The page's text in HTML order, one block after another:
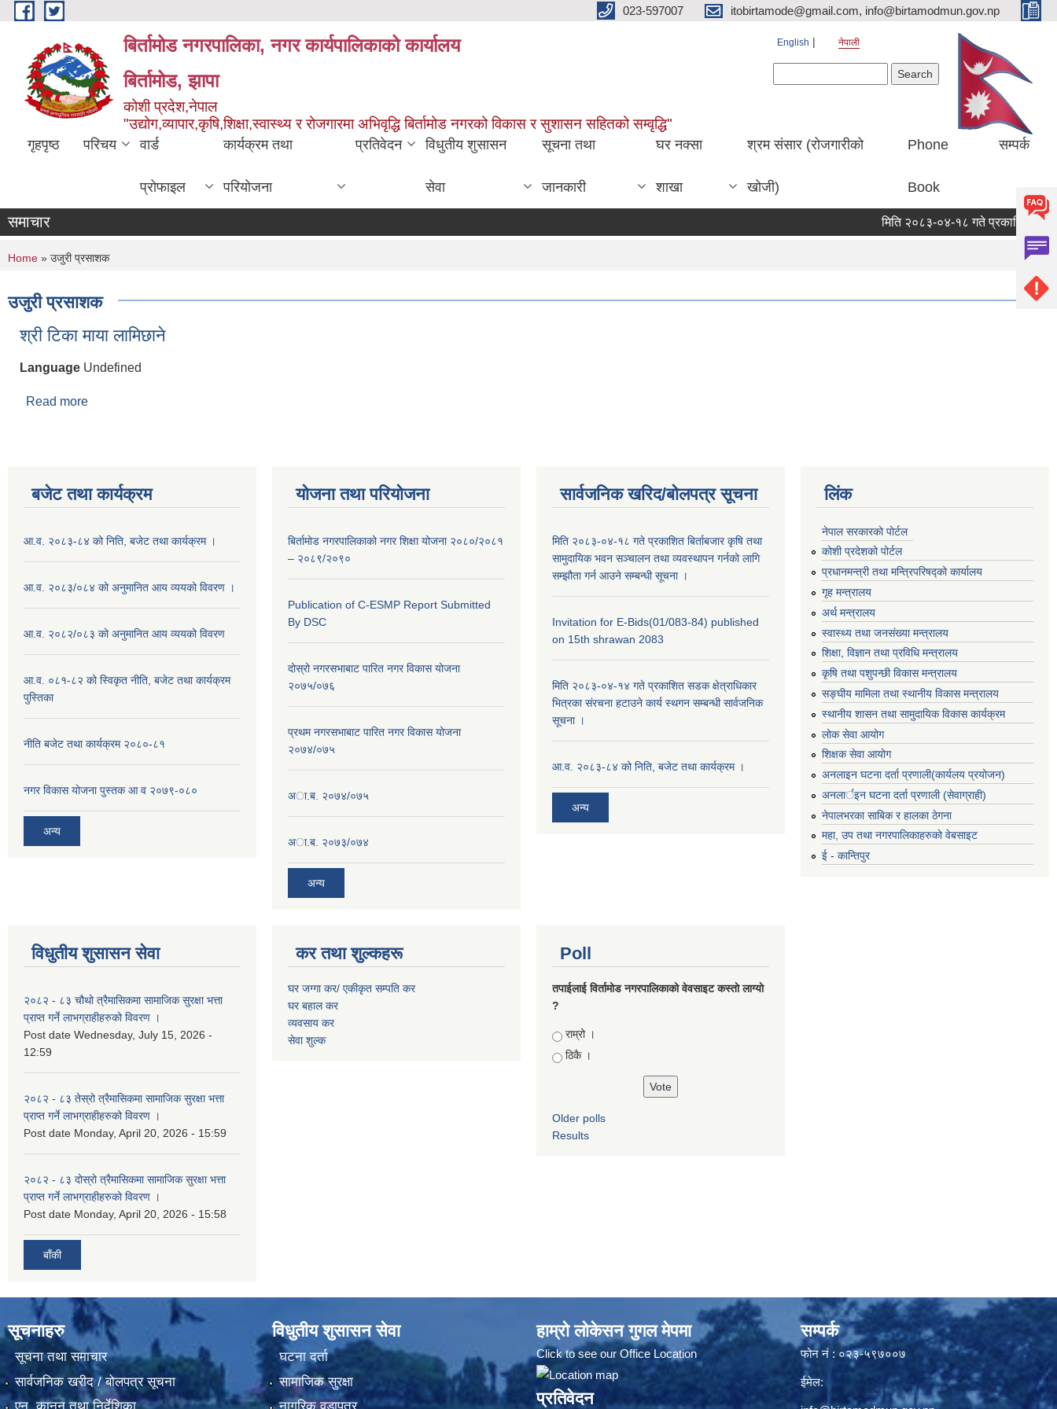
Skip to main content 023-597007 itobirtamode@gmail.com, info@birtamodmun.gov.np
बिर्तामोड नगरपालिका, नगर कार्यपालिकाको कार्यालय
बिर्तामोड, झापा
कोशी प्रदेश,नेपाल
"उद्योग,व्यापार,कृषि,शिक्षा,स्वास्थ्य र रोजगारमा अभिवृद्धि बिर्तामोड नगरको विकास र सुशासन सहितको सम्वृद्धि"
English नेपाली
गृहपृष्ठ परिचय वार्ड
प्रोफाइल
कार्यक्रम तथा
परियोजना
प्रतिवेदन विधुतीय शुसासन
सेवा
सूचना तथा
जानकारी
घर नक्सा
शाखा
श्रम संसार (रोजगारीको
खोजी)
Phone
Book
सम्पर्क
समाचार मिति २०८३-०४-१८ गते प्रकाशित
You are here
Home » उजुरी प्रसाशक
उजुरी प्रसाशक
श्री टिका माया लामिछाने
Language Undefined
Read more
बजेट तथा कार्यक्रम
आ.व. २०८३-८४ को निति, बजेट तथा कार्यक्रम ।
आ.व. २०८३/०८४ को अनुमानित आय व्ययको विवरण ।
आ.व. २०८२/०८३ को अनुमानित आय व्ययको विवरण
आ.व. ०८१-८२ को स्विकृत नीति, बजेट तथा कार्यक्रम
पुस्तिका
नीति बजेट तथा कार्यक्रम २०८०-८१
नगर विकास योजना पुस्तक आ व २०७९-०८०
अन्य
योजना तथा परियोजना
बिर्तामोड नगरपालिकाको नगर शिक्षा योजना २०८०/२०८१
– २०८९/२०९०
Publication of C-ESMP Report Submitted
By DSC
दोस्रो नगरसभाबाट पारित नगर विकास योजना
२०७५/०७६
प्रथम नगरसभाबाट पारित नगर विकास योजना
२०७४/०७५
अा.ब. २०७४/०७५
अा.ब. २०७३/०७४
अन्य
सार्वजनिक खरिद/बोलपत्र सूचना
मिति २०८३-०४-१८ गते प्रकाशित बिर्ताबजार कृषि तथा
सामुदायिक भवन सञ्चालन तथा व्यवस्थापन गर्नको लागि
सम्झौता गर्न आउने सम्बन्धी सूचना ।
Invitation for E-Bids(01/083-84) published
on 15th shrawan 2083
मिति २०८३-०४-१४ गते प्रकाशित सडक क्षेत्राधिकार
भित्रका संरचना हटाउने कार्य स्थगन सम्बन्धी सार्वजनिक
सूचना ।
आ.व. २०८३-८४ को निति, बजेट तथा कार्यक्रम ।
अन्य
लिंक
नेपाल सरकारको पोर्टल
कोशी प्रदेशको पोर्टल
प्रधानमन्‍त्री तथा मन्‍त्रिपरिषद्को कार्यालय
गृह मन्‍त्रालय
अर्थ मन्त्रालय
स्वास्थ्य तथा जनसंख्या मन्त्रालय
शिक्षा, विज्ञान तथा प्रविधि मन्त्रालय
कृषि तथा पशुपन्छी विकास मन्त्रालय
सङ्घीय मामिला तथा स्थानीय विकास मन्त्रालय
स्थानीय शासन तथा सामुदायिक विकास कार्यक्रम
लोक सेवा आयोग
शिक्षक सेवा आयोग
अनलाइन घटना दर्ता प्रणाली(कार्यलय प्रयोजन)
अनलार्इन घटना दर्ता प्रणाली (सेवाग्राही)
नेपालभरका साबिक र हालका ठेगना
महा, उप तथा नगरपालिकाहरुको वेबसाइट
ई - कान्तिपुर
विधुतीय शुसासन सेवा
२०८२ - ८३ चौथो त्रैमासिकमा सामाजिक सुरक्षा भत्ता
प्राप्त गर्ने लाभग्राहीहरुको विवरण ।
Post date Wednesday, July 15, 2026 -
12:59
२०८२ - ८३ तेस्रो त्रैमासिकमा सामाजिक सुरक्षा भत्ता
प्राप्त गर्ने लाभग्राहीहरुको विवरण ।
Post date Monday, April 20, 2026 - 15:59
२०८२ - ८३ दोस्रो त्रैमासिकमा सामाजिक सुरक्षा भत्ता
प्राप्त गर्ने लाभग्राहीहरुको विवरण ।
Post date Monday, April 20, 2026 - 15:58
बाँकी
कर तथा शुल्कहरू
घर जग्गा कर/ एकीकृत सम्पति कर
घर बहाल कर
व्यवसाय कर
सेवा शुल्क
Poll
तपाईलाई विर्तामोड नगरपालिकाको वेवसाइट कस्ताे लाग्याे
?
Choices
राम्रो ।
ठिकै ।
Older polls
Results
सूचनाहरु
सूचना तथा समाचार
सार्वजनिक खरीद / बोलपत्र सूचना
विधुतीय शुसासन सेवा
घटना दर्ता
सामाजिक सुरक्षा
हाम्रो लोकेसन गुगल मेपमा
Click to see our Office Location
प्रतिवेदन
सम्पर्क
फोन नं : ०२३-५९७००७
ईमेल: